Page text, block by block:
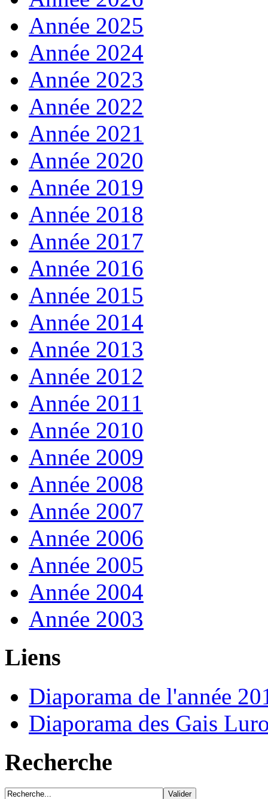
Année 2025
Année 2024
Année 2023
Année 2022
Année 2021
Année 2020
Année 2019
Année 2018
Année 2017
Année 2016
Année 2015
Année 2014
Année 2013
Année 2012
Année 2011
Année 2010
Année 2009
Année 2008
Année 2007
Année 2006
Année 2005
Année 2004
Année 2003
Liens
Diaporama de l'année
Diaporama des Gais
Recherche